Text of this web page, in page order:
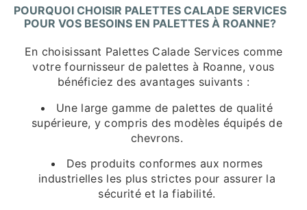
POURQUOI CHOISIR PALETTES CALADE SERVICES
POUR VOS BESOINS EN PALETTES À ROANNE?
En choisissant Palettes Calade Services comme
votre fournisseur de palettes à Roanne, vous
bénéficiez des avantages suivants :
Une large gamme de palettes de qualité
supérieure, y compris des modèles équipés de
chevrons.
Des produits conformes aux normes
industrielles les plus strictes pour assurer la
sécurité et la fiabilité.